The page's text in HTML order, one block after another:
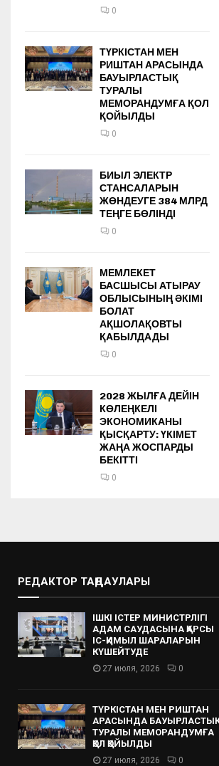
0
ТҮРКІСТАН МЕН
РИШТАН АРАСЫНДА
БАУЫРЛАСТЫҚ
ТУРАЛЫ
МЕМОРАНДУМҒА ҚОЛ
ҚОЙЫЛДЫ
0
БИЫЛ ЭЛЕКТР
СТАНСАЛАРЫН
ЖӨНДЕУГЕ 384 МЛРД
ТЕҢГЕ БӨЛІНДІ
0
МЕМЛЕКЕТ
БАСШЫСЫ АТЫРАУ
ОБЛЫСЫНЫҢ ӘКІМІ
БОЛАТ
АҚШОЛАҚОВТЫ
ҚАБЫЛДАДЫ
0
2028 ЖЫЛҒА ДЕЙІН
КӨЛЕҢКЕЛІ
ЭКОНОМИКАНЫ
ҚЫСҚАРТУ: ҮКІМЕТ
ЖАҢА ЖОСПАРДЫ
БЕКІТТІ
0
РЕДАКТОР ТАҢДАУЛАРЫ
ІШКІ ІСТЕР МИНИСТРЛІГІ
АДАМ САУДАСЫНА ҚАРСЫ
ІС-ҚИМЫЛ ШАРАЛАРЫН
КҮШЕЙТУДЕ
27 июля, 2026 0
ТҮРКІСТАН МЕН РИШТАН
АРАСЫНДА БАУЫРЛАСТЫҚ
ТУРАЛЫ МЕМОРАНДУМҒА
ҚОЛ ҚОЙЫЛДЫ
27 июля, 2026 0